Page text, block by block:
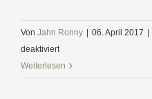
Von Jahn Ronny 06. April 2017
deaktiviertfür
Was
Weiterlesen